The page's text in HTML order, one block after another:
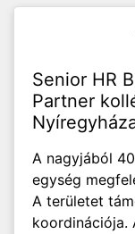
Senior HR
Partner
A nagyjából
egység
A területet
koordinációja.